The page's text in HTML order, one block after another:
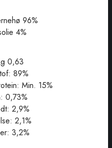
96%
4%
0,63
89%
Min. 15%
0,73%
2,9%
2,1%
3,2%